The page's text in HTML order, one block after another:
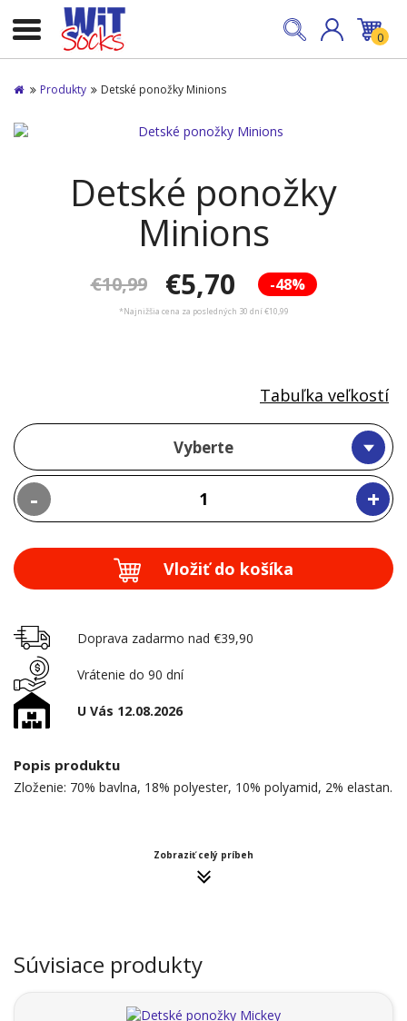
0
Produkty Detské ponožky Minions
Detské ponožky
Minions
-48%
€10,99 €5,70
*Najnižšia cena za posledných 30 dní €10,99
Vyberte
- +
Tabuľka veľkostí
Vložiť do košíka
Doprava zadarmo nad €39,90
Vrátenie do 90 dní
U Vás 12.08.2026
Popis produktu
Zloženie: 70% bavlna, 18% polyester, 10% polyamid, 2% elastan.
Zobraziť celý príbeh
Súvisiace produkty